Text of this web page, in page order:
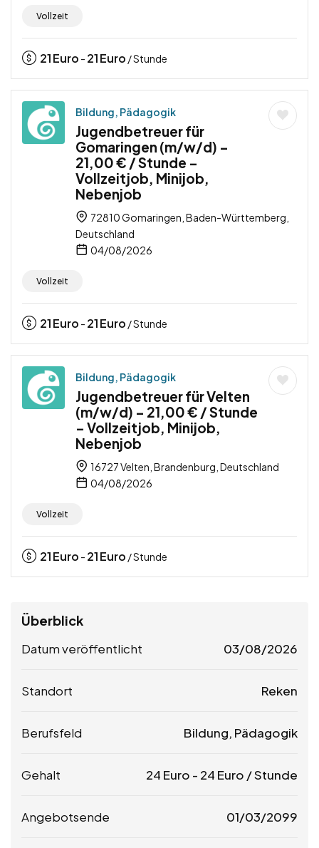
Vollzeit
21Euro - 21Euro / Stunde
Bildung, Pädagogik
Jugendbetreuer für
Gomaringen (m/w/d) –
21,00 € / Stunde –
Vollzeitjob, Minijob,
Nebenjob
72810 Gomaringen, Baden-Württemberg,
Deutschland
04/08/2026
Vollzeit
21Euro - 21Euro / Stunde
Bildung, Pädagogik
Jugendbetreuer für Velten
(m/w/d) – 21,00 € / Stunde
– Vollzeitjob, Minijob,
Nebenjob
16727 Velten, Brandenburg, Deutschland
04/08/2026
Vollzeit
21Euro - 21Euro / Stunde
Überblick
Datum veröffentlicht 03/08/2026
Standort Reken
Berufsfeld Bildung, Pädagogik
Gehalt 24 Euro - 24 Euro / Stunde
Angebotsende 01/03/2099